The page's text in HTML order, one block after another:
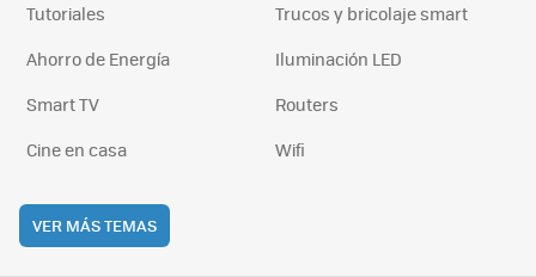
Tutoriales
Trucos y bricolaje smart
Ahorro de Energía
Iluminación LED
Smart TV
Routers
Cine en casa
Wifi
VER MÁS TEMAS